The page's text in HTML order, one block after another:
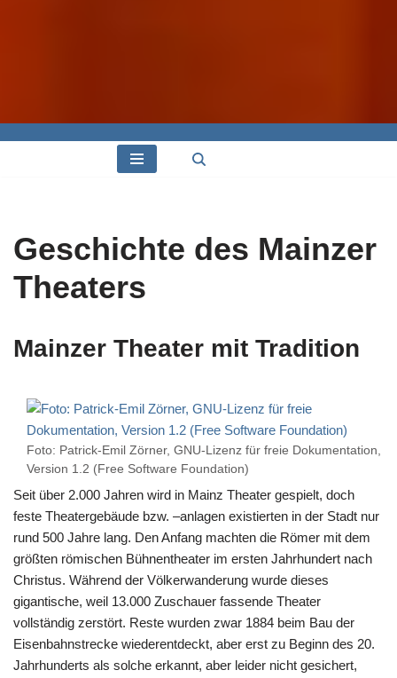
Geschichte des Mainzer
Theaters
Mainzer Theater mit Tradition
Foto: Patrick-Emil Zörner, GNU-Lizenz für freie Dokumentation,
Version 1.2 (Free Software Foundation)
Seit über 2.000 Jahren wird in Mainz Theater gespielt, doch
feste Theatergebäude bzw. –anlagen existierten in der Stadt nur
rund 500 Jahre lang. Den Anfang machten die Römer mit dem
größten römischen Bühnentheater im ersten Jahrhundert nach
Christus. Während der Völkerwanderung wurde dieses
gigantische, weil 13.000 Zuschauer fassende Theater
vollständig zerstört. Reste wurden zwar 1884 beim Bau der
Eisenbahnstrecke wiederentdeckt, aber erst zu Beginn des 20.
Jahrhunderts als solche erkannt, aber leider nicht gesichert,